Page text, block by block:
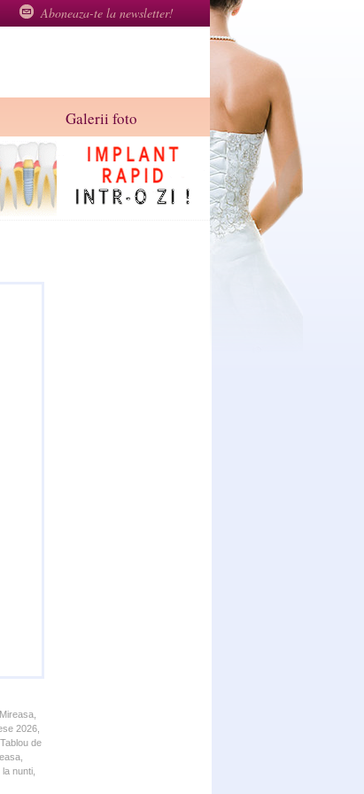
Aboneaza-te la newsletter!
Galerii foto
2026,
de
nunti,